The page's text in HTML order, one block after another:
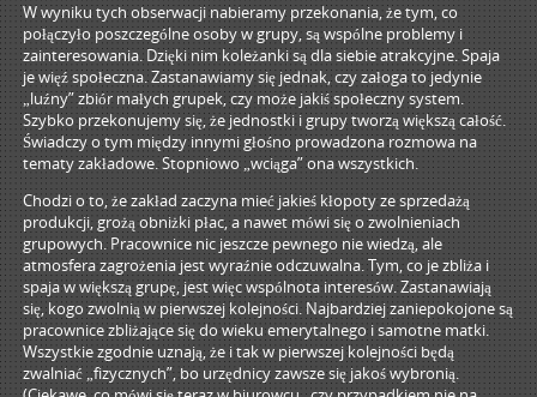
W wyniku tych obserwacji nabieramy przekonania, że tym, co
połączyło poszczególne osoby w grupy, są wspólne problemy i
zainteresowania. Dzięki nim koleżanki są dla siebie atrakcyjne. Spaja
je więź społeczna. Zastanawiamy się jednak, czy załoga to jedynie
„luźny” zbiór małych grupek, czy może jakiś społeczny system.
Szybko przekonujemy się, że jednostki i grupy tworzą większą całość.
Świadczy o tym między innymi głośno prowadzona rozmowa na
tematy zakładowe. Stopniowo „wciąga” ona wszystkich.
Chodzi o to, że zakład zaczyna mieć jakieś kłopoty ze sprzedażą
produkcji, grożą obniżki płac, a nawet mówi się o zwolnieniach
grupowych. Pracownice nic jeszcze pewnego nie wiedzą, ale
atmosfera zagrożenia jest wyraźnie odczuwalna. Tym, co je zbliża i
spaja w większą grupę, jest więc wspólnota interesów. Zastanawiają
się, kogo zwolnią w pierwszej kolejności. Najbardziej zaniepokojone są
pracownice zbliżające się do wieku emerytalnego i samotne matki.
Wszystkie zgodnie uznają, że i tak w pierwszej kolejności będą
zwalniać „fizycznych”, bo urzędnicy zawsze się jakoś wybronią.